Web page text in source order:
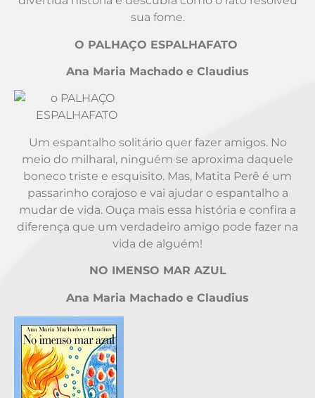
sua fome.
O PALHAÇO ESPALHAFATO
Ana Maria Machado e Claudius
Um espantalho solitário quer fazer amigos. No
meio do milharal, ninguém se aproxima daquele
boneco triste e esquisito. Mas, Matita Perê é um
passarinho corajoso e vai ajudar o espantalho a
mudar de vida. Ouça mais essa história e confira a
diferença que um verdadeiro amigo pode fazer na
vida de alguém!
NO IMENSO MAR AZUL
Ana Maria Machado e Claudius